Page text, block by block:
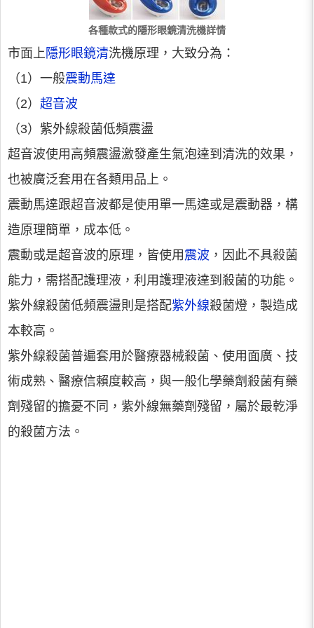
各種款式的隱形眼鏡清洗機詳情
市面上 隱形眼鏡清洗機原理，大致分為：
（1）一般震動馬達
（2） 超音波
（3）紫外線殺菌低頻震盪
超音波使用高頻震盪激發產生氣泡達到清洗的效果，
也被廣泛套用在各類用品上。
震動馬達跟超音波都是使用單一馬達或是震動器，構
造原理簡單，成本低。
震動或是超音波的原理，皆使用 震波 ，因此不具殺菌
能力，需搭配護理液，利用護理液達到殺菌的功能。
紫外線殺菌低頻震盪則是搭配紫外線殺菌燈，製造成
本較高。
紫外線殺菌普遍套用於醫療器械殺菌、使用面廣、技
術成熟、醫療信賴度較高，與一般化學藥劑殺菌有藥
劑殘留的擔憂不同，紫外線無藥劑殘留，屬於最乾淨
的殺菌方法。